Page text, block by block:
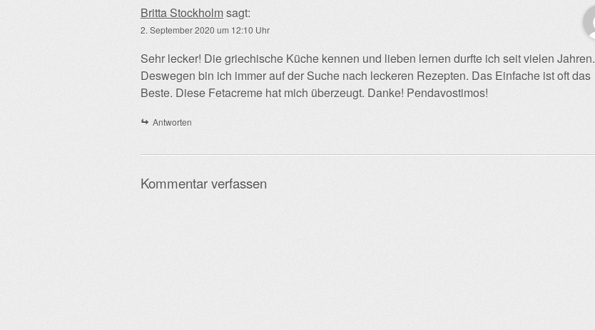
Britta Stockholmsagt:
2. September 2020 um 12:10 Uhr
Sehr lecker! Die griechische Küche kennen und lieben lernen durfte ich seit vielen Jahren.
Deswegen bin ich immer auf der Suche nach leckeren Rezepten. Das Einfache ist oft das
Beste. Diese Fetacreme hat mich überzeugt. Danke! Pendavostimos!
Antworten
Kommentar verfassen